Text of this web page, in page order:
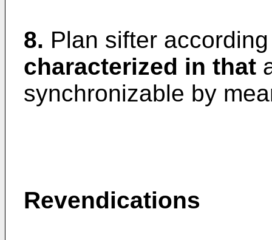
8. Plan sifter
characterized in that
synchronizable by
Revendications